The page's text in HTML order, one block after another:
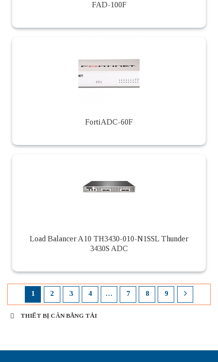
FAD-100F
FortiADC-60F
Load Balancer A10 TH3430-010-N1SSL Thunder
3430S ADC
1 2 3 4 … 7 8 9
THIẾT BỊ CÂN BẰNG TẢI